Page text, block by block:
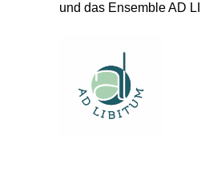
und das Ensemble AD